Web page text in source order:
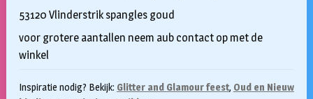
53120 Vlinderstrik spangles goud
voor grotere aantallen neem aub contact op met de
winkel
Inspiratie nodig? Bekijk: Glitter and Glamour feest, Oud en Nieuw